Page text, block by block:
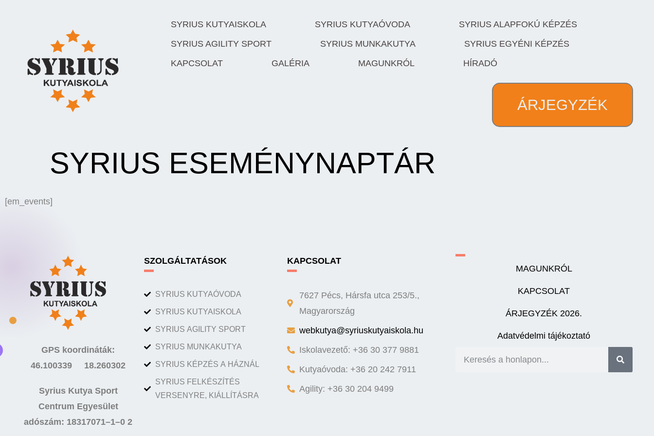
SYRIUS KUTYAISKOLA SYRIUS KUTYAÓVODA
SYRIUS ALAPFOKÚ KÉPZÉS
SYRIUS AGILITY SPORT
SYRIUS MUNKAKUTYA
SYRIUS EGYÉNI KÉPZÉS
KAPCSOLAT
GALÉRIA MAGUNKRÓL HÍRADÓ
ÁRJEGYZÉK
SYRIUS ESEMÉNYNAPTÁR
[em_events]
GPS koordináták:
46.100339 18.260302
Syrius Kutya Sport
Centrum Egyesület
adószám: 18317071–1–0 2
SZOLGÁLTATÁSOK
SYRIUS KUTYAÓVODA
SYRIUS KUTYAISKOLA
SYRIUS AGILITY SPORT
SYRIUS MUNKAKUTYA
SYRIUS KÉPZÉS A HÁZNÁL
SYRIUS FELKÉSZÍTÉS
VERSENYRE, KIÁLLÍTÁSRA
KAPCSOLAT
7627 Pécs, Hársfa utca 253/5.,
Magyarország
webkutya@syriuskutyaiskola.hu
Iskolavezető: +36 30 377 9881
Kutyaóvoda: +36 20 242 7911
Agility: +36 30 204 9499
MAGUNKRÓL
KAPCSOLAT
ÁRJEGYZÉK 2026.
Adatvédelmi tájékoztató